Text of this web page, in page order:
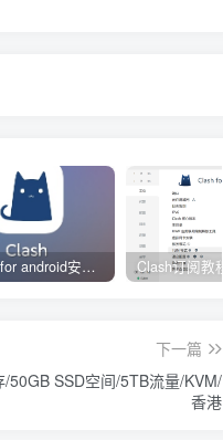
Clash for android安卓客户端保姆级新手使用教程
下一篇
50GB SSD空间/5TB流量/KVM/
香港